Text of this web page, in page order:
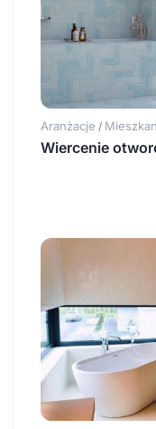
Aranżacje /
Wiercenie